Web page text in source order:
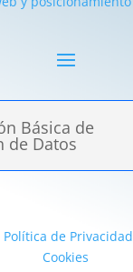
Básica de
de Datos
Política de Privacidad
Cookies